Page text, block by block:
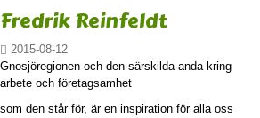
Fredrik Reinfeldt
2015-08-12
Gnosjöregionen och den särskilda anda kring
arbete och företagsamhet
som den står för, är en inspiration för alla oss